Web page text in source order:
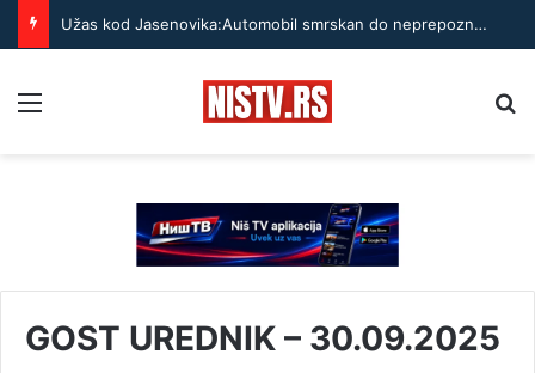
Užas kod Jasenovika:Automobil smrskan do neprepoznatljivosti, točak odleteo – strahuje se da ima teško povređenih
GOST UREDNIK – 30.09.2025